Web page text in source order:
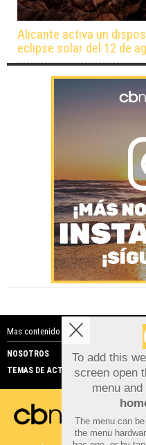
Alicante activa un
eclipse solar del 12 de
Mas contenido de Costa Blanca
NOSOTROS
TEMAS DE ACTUALIDAD
To add this
screen open
menu and
The menu can
the menu
Aviso sobre
Utilizamos
funcionamiento
cookies y como
Privacidad y